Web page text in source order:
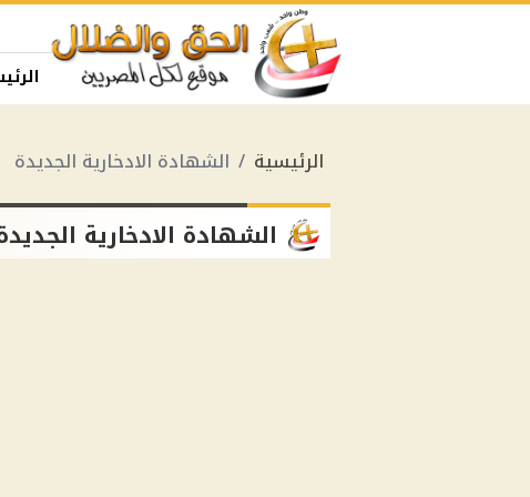
الرئيسية الشهادة الادخارية الجديدة
الشهادة الادخارية